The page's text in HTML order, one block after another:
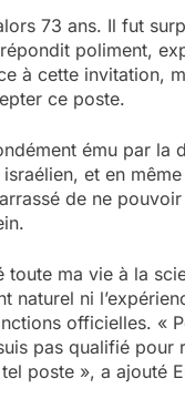
73 ans. Il fut
poliment,
à cette invitation,
ce poste.
ému par la
et en
de ne pouvoir
toute ma vie à la
naturel ni
officielles. «
pas qualifié pour
poste », a ajouté